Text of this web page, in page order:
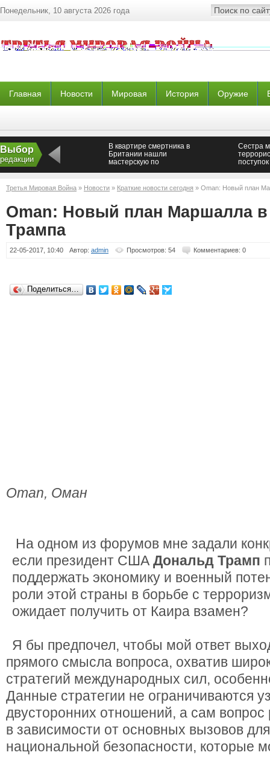
Понедельник, 10 августа 2026 года
Главная Новости Мировая История Оружие
Выбор
редакции
В квартире смертника в
Британии нашли
мастерскую по
Сестра
Третья Мировая Война » Новости » Краткие новости сегодня » Oman: Новый план
Oman: Новый план Маршалла в
Трампа
22-05-2017, 10:40 Автор: admin Просмотров: 54 Комментариев: 0
Поделиться…
Oman, Оман
На одном из форумов мне задали
если президент США Дональд Трамп
поддержать экономику и военный
роли этой страны в борьбе с
ожидает получить от Каира взамен?
Я бы предпочел, чтобы мой ответ
прямого смысла вопроса, охватив
стратегий международных сил,
Данные стратегии не ограничиваются
двусторонних отношений, а сам вопрос
в зависимости от основных вызовов
национальной безопасности, которые